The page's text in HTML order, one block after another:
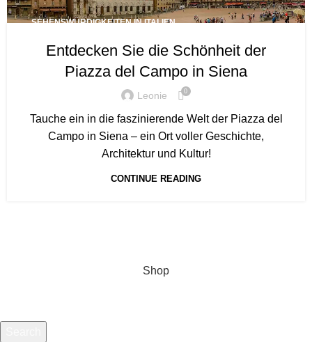
SEHENSWÜRDIGKEITEN IN ITALIEN
Entdecken Sie die Schönheit der
Piazza del Campo in Siena
Leonie 0
Tauche ein in die faszinierende Welt der Piazza del
Campo in Siena – ein Ort voller Geschichte,
Architektur und Kultur!
CONTINUE READING
Shop